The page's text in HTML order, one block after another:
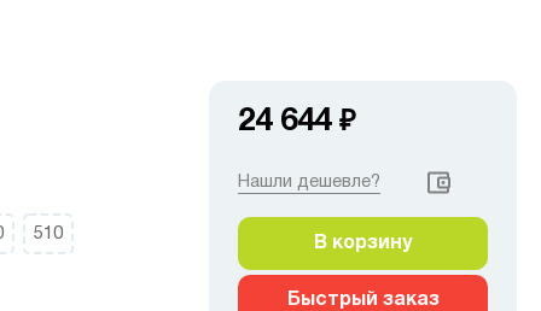
510
24 644 ₽
Нашли дешевле?
В корзину
Быстрый заказ